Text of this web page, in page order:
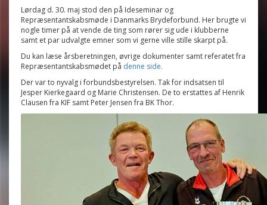
Lørdag d. 30. maj stod den på Ideseminar og
Repræsentantskabsmøde i Danmarks Brydeforbund. Her brugte vi
nogle timer på at vende de ting som rører sig ude i klubberne
samt et par udvalgte emner som vi gerne ville stille skarpt på.
Du kan læse årsberetningen, øvrige dokumenter samt referatet fra
Repræsentantskabsmødet på denne side.
Der var to nyvalg i forbundsbestyrelsen. Tak for indsatsen til
Jesper Kierkegaard og Marie Christensen. De to erstattes af Henrik
Clausen fra KIF samt Peter Jensen fra BK Thor.